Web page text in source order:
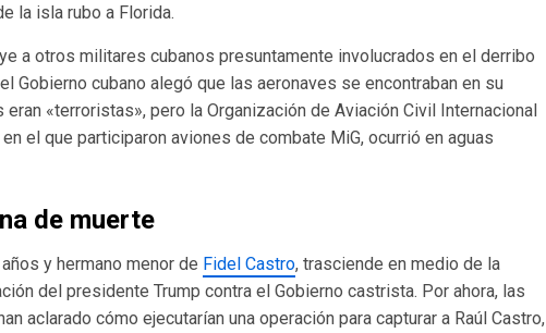
la isla rubo a Florida.
a otros militares cubanos presuntamente involucrados en el derribo
Gobierno cubano alegó que las aeronaves se encontraban en su
«terroristas», pero la Organización de Aviación Civil Internacional
el que participaron aviones de combate MiG, ocurrió en aguas
de muerte
y hermano menor de Fidel Castro, trasciende en medio de la
del presidente Trump contra el Gobierno castrista. Por ahora, las
aclarado cómo ejecutarían una operación para capturar a Raúl Castro,